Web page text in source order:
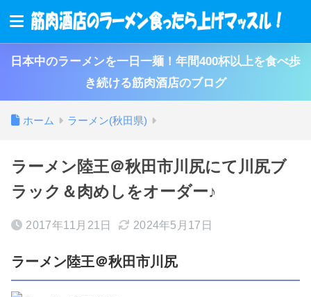
日本中のラーメンを一日一麺！年間400杯以上を食べ歩
き続ける筋肉酒店のブログ
ホーム ラーメン(秋田県)
ラーメン陸王＠秋田市川尻にて川尻ブ
ラック＆肉めしをオーダー♪
2017年11月21日 2024年5月17日
ラーメン陸王＠秋田市川尻